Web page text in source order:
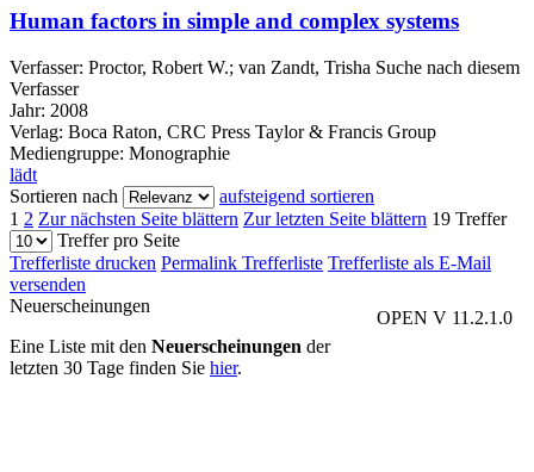
Human factors in simple and complex systems
Verfasser: Proctor, Robert W.; van Zandt, Trisha Suche nach diesem
Verfasser
Jahr: 2008
Verlag: Boca Raton, CRC Press Taylor & Francis Group
Mediengruppe: Monographie
lädt
Sortieren nach
aufsteigend sortieren
1 2 Zur nächsten Seite blättern Zur letzten Seite blättern 19 Treffer
Treffer pro Seite
Trefferliste drucken Permalink Trefferliste Trefferliste als E-Mail
versenden
OPEN V 11.2.1.0
Neuerscheinungen
Eine Liste mit den Neuerscheinungen der
letzten 30 Tage finden Sie hier.